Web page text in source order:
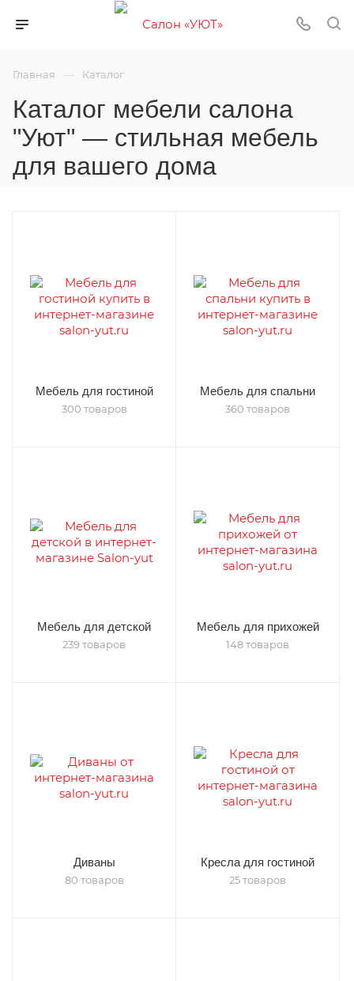
Главная — Каталог
Каталог мебели салона
"Уют" — стильная мебель
для вашего дома
Мебель для гостиной
300 товаров
Мебель для спальни
360 товаров
Мебель для детской
239 товаров
Мебель для прихожей
148 товаров
Диваны
80 товаров
Кресла для гостиной
25 товаров